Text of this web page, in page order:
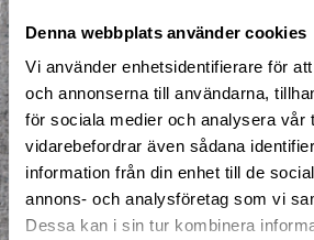
Denna webbplats använder cookies
Vi använder enhetsidentifierare för
och annonserna till användarna,
för sociala medier och analysera vår
vidarebefordrar även sådana
information från din enhet till de
annons- och analysföretag som vi
Dessa kan i sin tur kombinera
LAN
Multisport
Mässa
NPF-Träning
Parkour